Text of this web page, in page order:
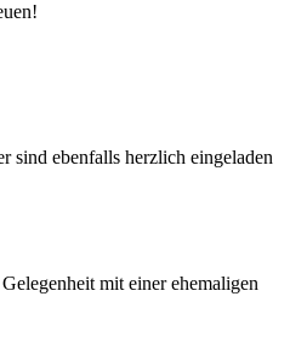
sind ebenfalls herzlich eingeladen
mit einer ehemaligen